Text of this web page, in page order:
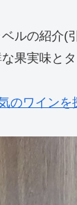
ルの紹介(
果実味と
のワインを